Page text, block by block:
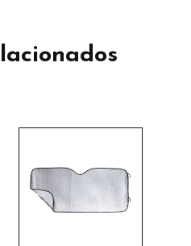
producto
tiene
múltiples